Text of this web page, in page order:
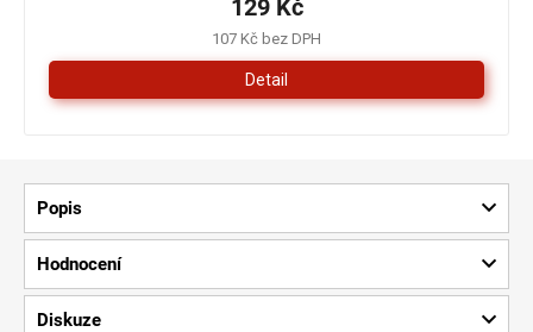
107 Kč bez DPH
129 Kč
Detail
Popis
Hodnocení
Diskuze